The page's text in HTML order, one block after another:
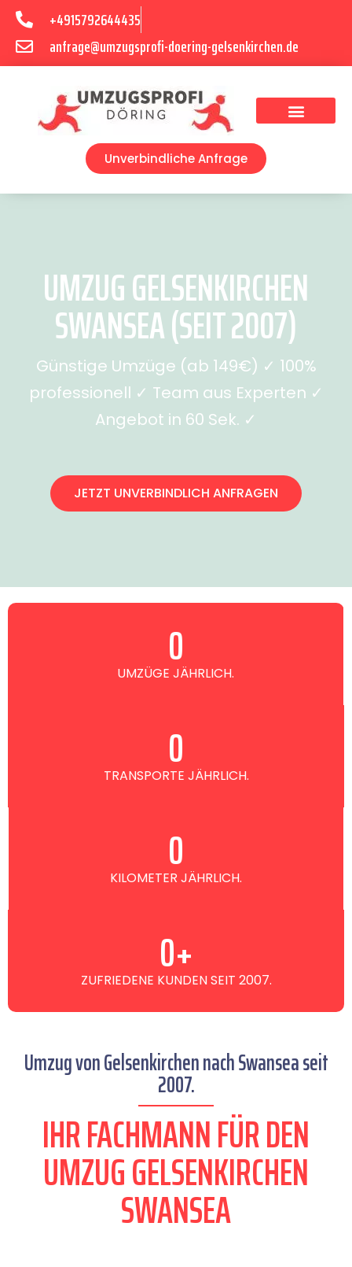
+4915792644435
anfrage@umzugsprofi-doering-gelsenkirchen.de
Unverbindliche Anfrage
UMZUG GELSENKIRCHEN
SWANSEA (SEIT 2007)
Günstige Umzüge (ab 149€) ✓ 100%
professionell ✓ Team aus Experten ✓
Angebot in 60 Sek. ✓
JETZT UNVERBINDLICH ANFRAGEN
UMZÜGE JÄHRLICH.
0
TRANSPORTE JÄHRLICH.
0
KILOMETER JÄHRLICH.
0
ZUFRIEDENE KUNDEN SEIT 2007.
0+
Umzug von Gelsenkirchen nach Swansea seit
2007.
IHR FACHMANN FÜR DEN
UMZUG GELSENKIRCHEN
SWANSEA